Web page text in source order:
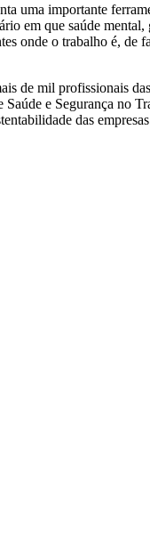
uma importante
em que saúde
onde o trabalho é,
de mil profissionais
e Segurança no
das